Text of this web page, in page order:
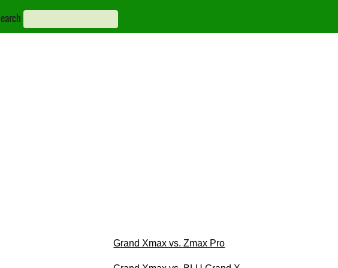
Grand Xmax vs. Zmax Pro